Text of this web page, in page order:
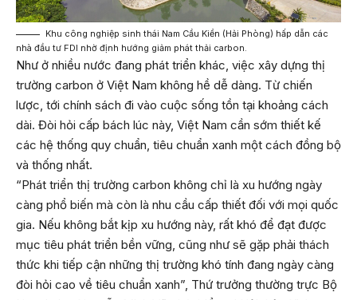
Khu công nghiệp sinh thái Nam Cầu Kiền (Hải Phòng) hấp dẫn các
nhà đầu tư FDI nhờ định hướng giảm phát thải carbon.
Như ở nhiều nước đang phát triển khác, việc xây dựng thị
trường carbon ở Việt Nam không hề dễ dàng. Từ chiến
lược, tới chính sách đi vào cuộc sống tồn tại khoảng cách
dài. Đòi hỏi cấp bách lúc này, Việt Nam cần sớm thiết kế
các hệ thống quy chuẩn, tiêu chuẩn xanh một cách đồng bộ
và thống nhất.
“Phát triển thị trường carbon không chỉ là xu hướng ngày
càng phổ biến mà còn là nhu cầu cấp thiết đối với mọi quốc
gia. Nếu không bắt kịp xu hướng này, rất khó để đạt được
mục tiêu phát triển bền vững, cũng như sẽ gặp phải thách
thức khi tiếp cận những thị trường khó tính đang ngày càng
đòi hỏi cao về tiêu chuẩn xanh”, Thứ trưởng thường trực Bộ